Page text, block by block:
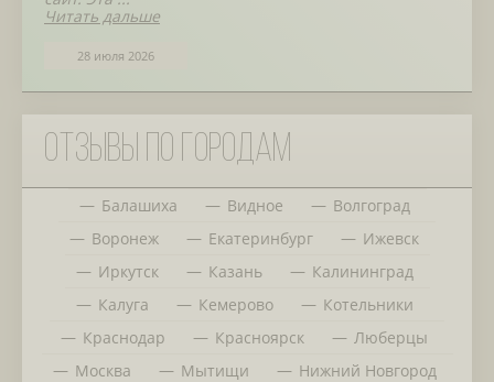
Читать дальше
28 июля 2026
Отзывы по городам
Балашиха Видное
Волгоград
Воронеж
Екатеринбург
Ижевск
Иркутск
Казань
Калининград
Калуга
Кемерово
Котельники
Краснодар
Красноярск
Люберцы
Москва
Мытищи
Нижний Новгород